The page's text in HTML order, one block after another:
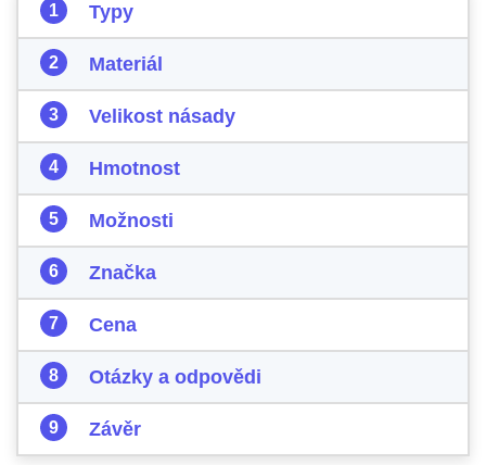
Typy
Materiál
Velikost násady
Hmotnost
Možnosti
Značka
Cena
Otázky a odpovědi
Závěr